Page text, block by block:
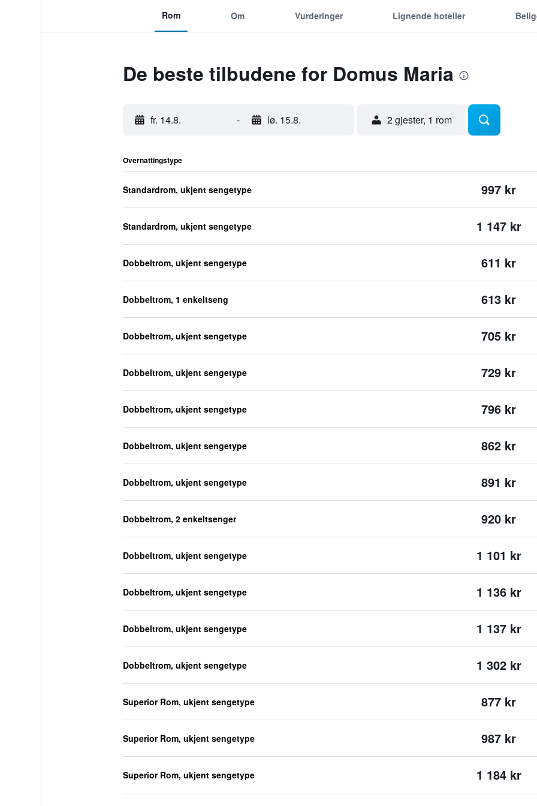
Rom Om Vurderinger Lignende hoteller
De beste tilbudene for Domus Maria
fr. 14.8. - lø. 15.8. 2 gjester, 1 rom
Overnattingstype
Standardrom, ukjent sengetype 997 kr
Standardrom, ukjent sengetype 1 147 kr
Dobbeltrom, ukjent sengetype 611 kr
Dobbeltrom, 1 enkeltseng 613 kr
Dobbeltrom, ukjent sengetype 705 kr
Dobbeltrom, ukjent sengetype 729 kr
Dobbeltrom, ukjent sengetype 796 kr
Dobbeltrom, ukjent sengetype 862 kr
Dobbeltrom, ukjent sengetype 891 kr
Dobbeltrom, 2 enkeltsenger 920 kr
Dobbeltrom, ukjent sengetype 1 101 kr
Dobbeltrom, ukjent sengetype 1 136 kr
Dobbeltrom, ukjent sengetype 1 137 kr
Dobbeltrom, ukjent sengetype 1 302 kr
Superior Rom, ukjent sengetype 877 kr
Superior Rom, ukjent sengetype 987 kr
Superior Rom, ukjent sengetype 1 184 kr